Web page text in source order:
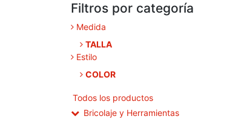
Filtros por categoría
Medida
TALLA
Estilo
COLOR
Todos los productos
Bricolaje y Herramientas